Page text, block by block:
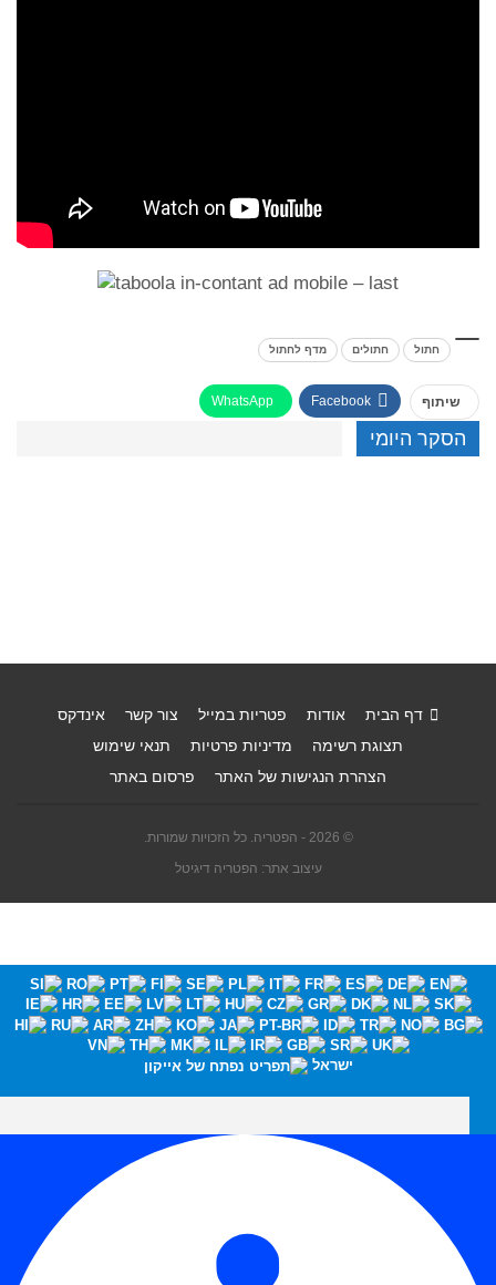
חתול חתולים מדף לחתול
שיתוף Facebook
WhatsApp
הסקר היומי
דף הבית אודות פטריות במייל צור קשר
אינדקס
תצוגת רשימה
מדיניות פרטיות
תנאי שימוש
הצהרת הנגישות של האתר
פרסום באתר
© 2026 - הפטריה. כל הזכויות שמורות.
עיצוב אתר: הפטריה דיגיטל
ישראל